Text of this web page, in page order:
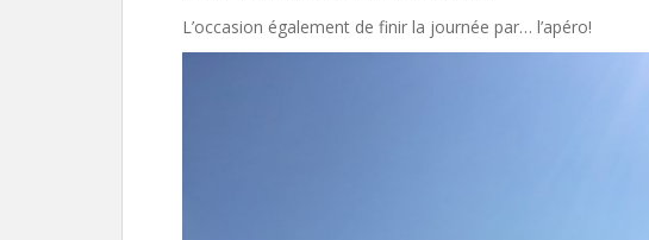
L’occasion également de finir la journée par… l’apéro!